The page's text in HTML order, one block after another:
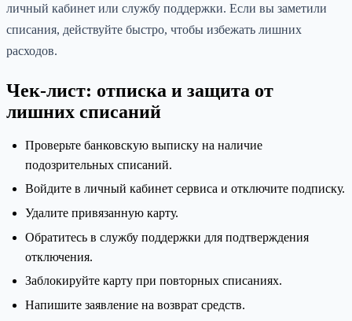
личный кабинет или службу поддержки. Если вы заметили
списания, действуйте быстро, чтобы избежать лишних
расходов.
Чек-лист: отписка и защита от
лишних списаний
Проверьте банковскую выписку на наличие
подозрительных списаний.
Войдите в личный кабинет сервиса и отключите подписку.
Удалите привязанную карту.
Обратитесь в службу поддержки для подтверждения
отключения.
Заблокируйте карту при повторных списаниях.
Напишите заявление на возврат средств.